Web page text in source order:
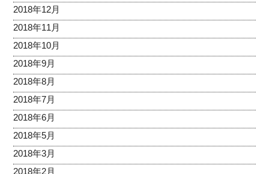
2018年12月
2018年11月
2018年10月
2018年9月
2018年8月
2018年7月
2018年6月
2018年5月
2018年3月
2018年2月